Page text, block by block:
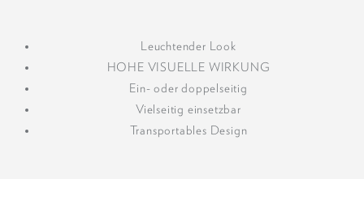
Leuchtender Look
HOHE VISUELLE WIRKUNG
Ein- oder doppelseitig
Vielseitig einsetzbar
Transportables Design